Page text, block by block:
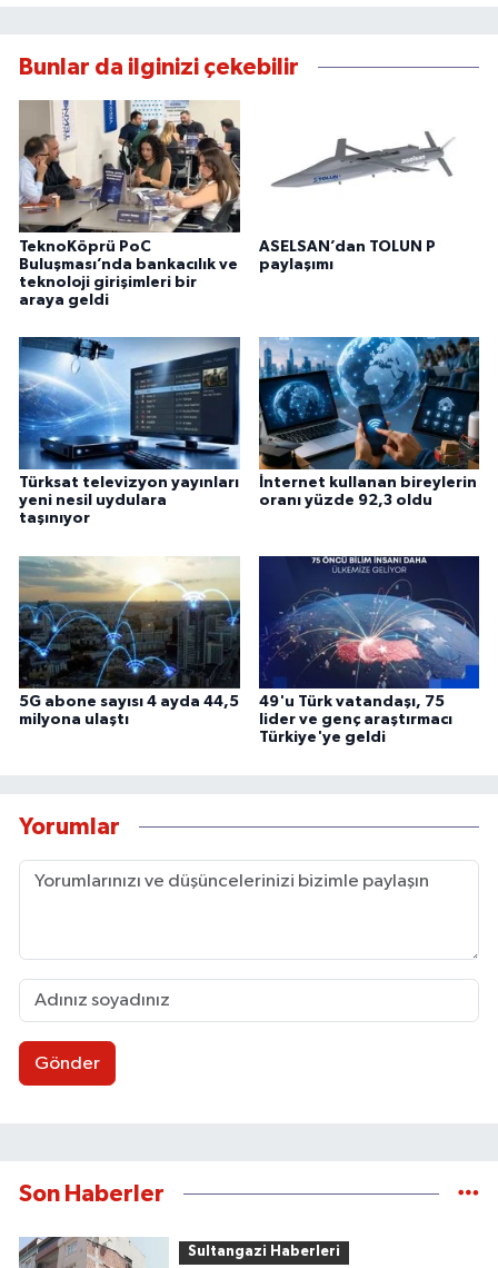
Bunlar da ilginizi çekebilir
TeknoKöprü PoC
Buluşması’nda bankacılık ve
teknoloji girişimleri bir
araya geldi
ASELSAN’dan TOLUN P
paylaşımı
Türksat televizyon yayınları
yeni nesil uydulara
taşınıyor
İnternet kullanan bireylerin
oranı yüzde 92,3 oldu
5G abone sayısı 4 ayda 44,5
milyona ulaştı
49'u Türk vatandaşı, 75
lider ve genç araştırmacı
Türkiye'ye geldi
Yorumlar
Gönder
Son Haberler
Sultangazi Haberleri